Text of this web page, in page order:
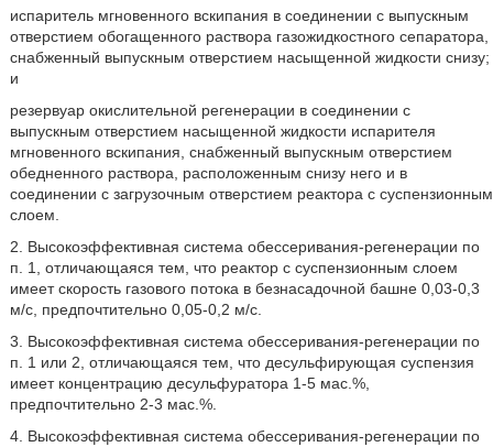
испаритель мгновенного вскипания в соединении с выпускным
отверстием обогащенного раствора газожидкостного сепаратора,
снабженный выпускным отверстием насыщенной жидкости снизу;
и
резервуар окислительной регенерации в соединении с
выпускным отверстием насыщенной жидкости испарителя
мгновенного вскипания, снабженный выпускным отверстием
обедненного раствора, расположенным снизу него и в
соединении с загрузочным отверстием реактора с суспензионным
слоем.
2. Высокоэффективная система обессеривания-регенерации по
п. 1, отличающаяся тем, что реактор с суспензионным слоем
имеет скорость газового потока в безнасадочной башне 0,03-0,3
м/с, предпочтительно 0,05-0,2 м/с.
3. Высокоэффективная система обессеривания-регенерации по
п. 1 или 2, отличающаяся тем, что десульфирующая суспензия
имеет концентрацию десульфуратора 1-5 мас.%,
предпочтительно 2-3 мас.%.
4. Высокоэффективная система обессеривания-регенерации по